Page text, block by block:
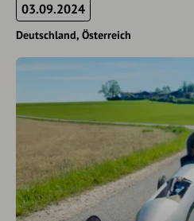
03.09.2024
Deutschland Österreich